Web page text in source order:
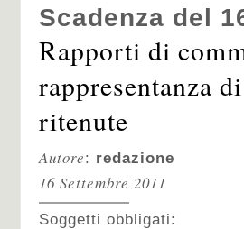
Scadenza del
Rapporti di
rappresentanza
ritenute
Autore: redazione
16 Settembre 2011
Soggetti obbligati: